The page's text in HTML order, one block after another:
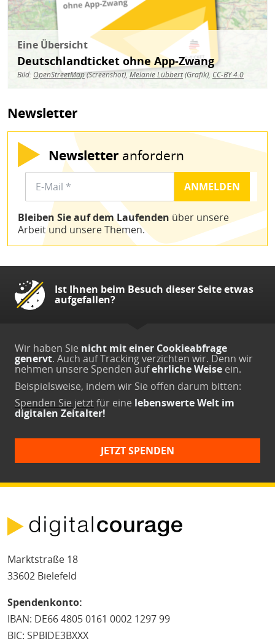
Eine Übersicht
Deutschlandticket ohne App-Zwang
Bild: OpenStreetMap(Screenshot),Melanie Lübbert(Grafik), CC-BY 4.0
Newsletter
Newsletter anfordern
Bleiben Sie auf dem Laufenden über unsere
Arbeit und unsere Themen.
Ist Ihnen beim Besuch dieser Seite etwas
aufgefallen?
Wir haben Sie nicht mit einer Cookieabfrage
genervt. Auch auf Tracking verzichten wir. Denn wir
nehmen unsere Spenden aufehrliche Weise ein.
Beispielsweise, indem wir Sie offen darum bitten:
Spenden Sie jetztfür eine lebenswerte Welt im
digitalen Zeitalter!
JETZT SPENDEN
Marktstraße 18
33602 Bielefeld
Spendenkonto:
IBAN: DE66 4805 0161 0002 1297 99
BIC: SPBIDE3BXXX